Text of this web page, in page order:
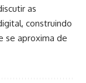
as
construindo
se aproxima de